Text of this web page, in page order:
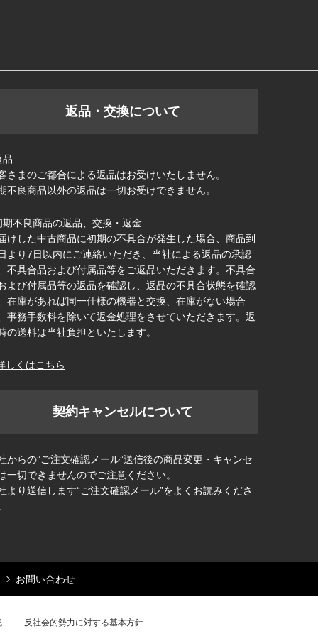
返品・交換について
品
さまのご都合による返品はお受けいたしません。
不良商品以外の返品は一切お受けできません。
期不良商品の返品、交換・返金
けした中古商品に初期の不具合が発生した場合、商品到
より7日以内にご連絡いただき、当社による返品の承認
不具合品および付属品等をご返品いただきます。不具合
よび付属品等の返品を確認し、返品の不具合状態を確認
在庫があれば同一仕様の機器と交換、在庫がない場合
事務手数料を除いて返金処理をさせていただきます。返
の送料は当社負担といたします。
しくはこちら
契約キャンセルについて
からの”ご注文確認メール”送信後の商品変更・キャンセ
一切できませんのでご注意ください。
より送信します“ご注文確認メール”をよくお読みくださ
お問い合わせ
反社会的勢力に対する基本方針